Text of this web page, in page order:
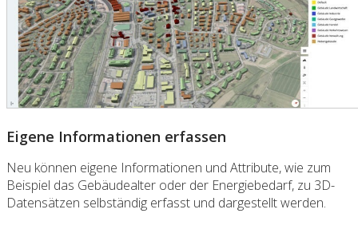
Eigene Informationen erfassen
Neu können eigene Informationen und Attribute, wie zum
Beispiel das Gebäudealter oder der Energiebedarf, zu 3D-
Datensätzen selbständig erfasst und dargestellt werden.